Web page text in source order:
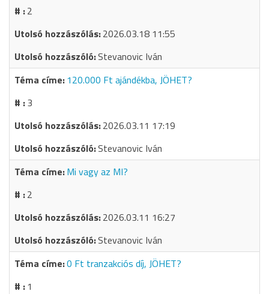
2
2026.03.18 11:55
Stevanovic Iván
120.000 Ft ajándékba, JÖHET?
3
2026.03.11 17:19
Stevanovic Iván
Mi vagy az MI?
2
2026.03.11 16:27
Stevanovic Iván
0 Ft tranzakciós díj, JÖHET?
1